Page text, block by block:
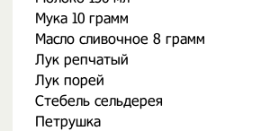
Мука 10 грамм
Масло сливочное 8 грамм
Лук репчатый
Лук порей
Стебель сельдерея
Петрушка